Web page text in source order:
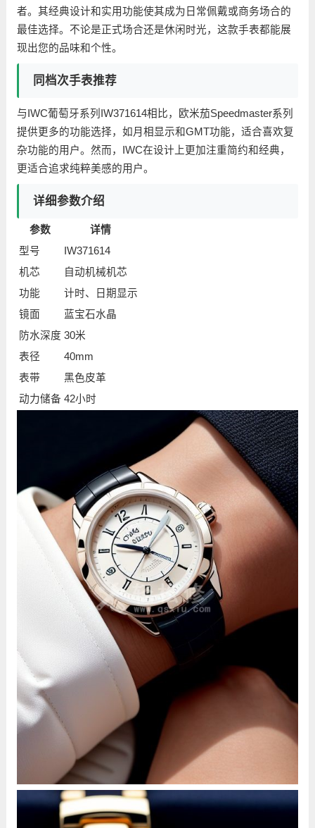
者。其经典设计和实用功能使其成为日常佩戴或商务场合的
最佳选择。不论是正式场合还是休闲时光，这款手表都能展
现出您的品味和个性。
同档次手表推荐
与IWC葡萄牙系列IW371614相比，欧米茄Speedmaster系列
提供更多的功能选择，如月相显示和GMT功能，适合喜欢复
杂功能的用户。然而，IWC在设计上更加注重简约和经典，
更适合追求纯粹美感的用户。
详细参数介绍
参数
详情
型号
IW371614
机芯
自动机械机芯
功能
计时、日期显示
镜面
蓝宝石水晶
防水深度 30米
表径
40mm
表带
黑色皮革
动力储备 42小时